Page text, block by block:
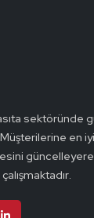
sektöründe
en